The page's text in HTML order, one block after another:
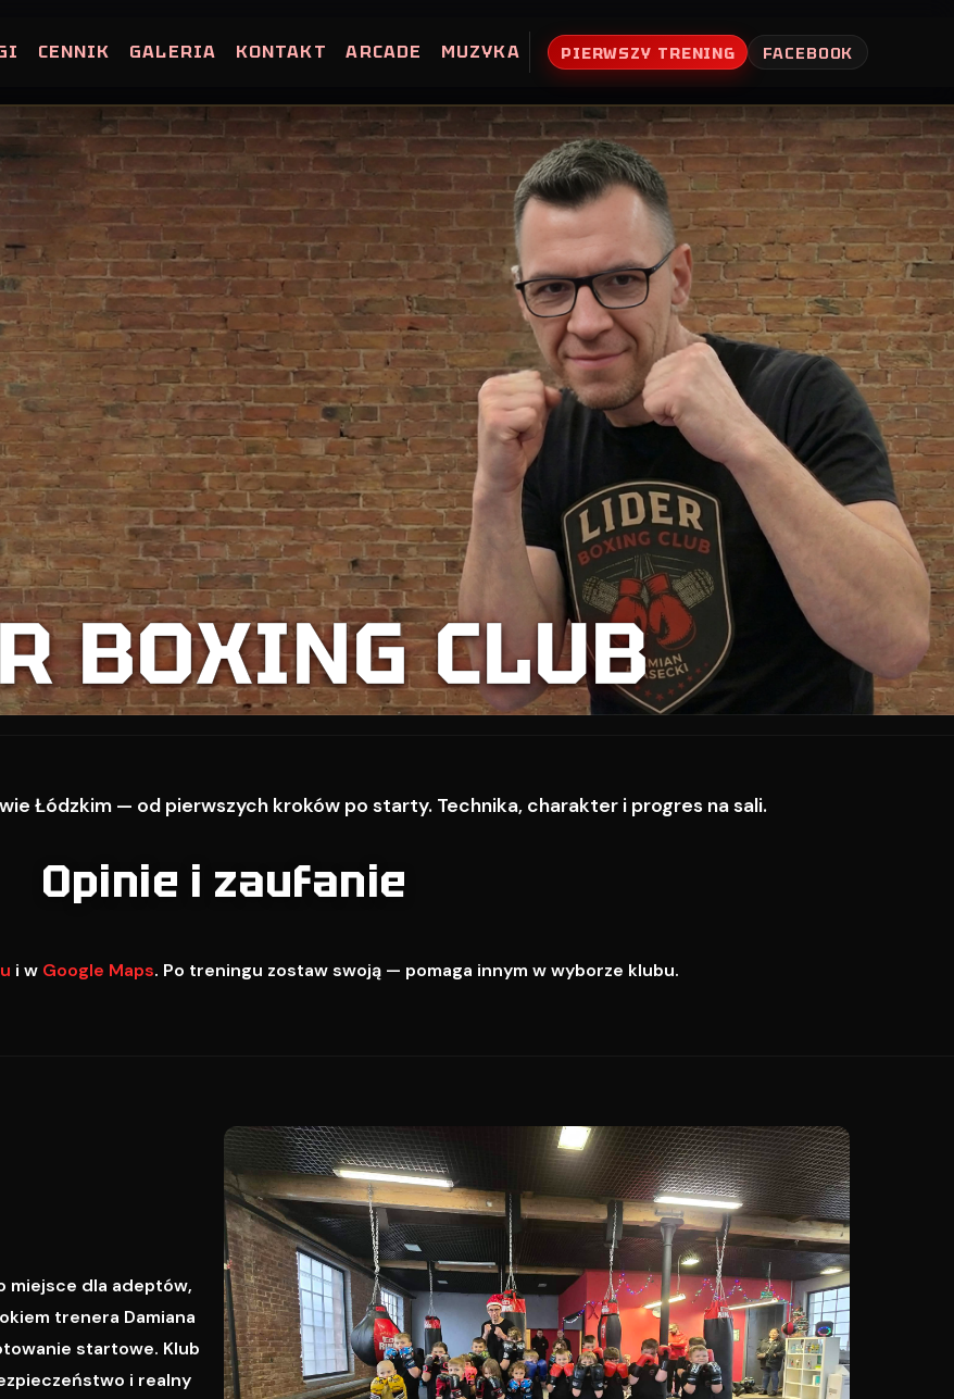
CENNIK GALERIA KONTAKT ARCADE MUZYKA PIERWSZY TRENING FACEBOOK
BOXING CLUB
Łódzkim — od pierwszych kroków po starty. Technika, charakter i progres na sali.
Opinie i zaufanie
i w Google Maps. Po treningu zostaw swoją — pomaga innym w wyborze klubu.
miejsce dla adeptów,
trenera Damiana
startowe. Klub
i realny